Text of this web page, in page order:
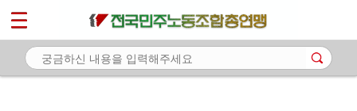
마이페이지
소개